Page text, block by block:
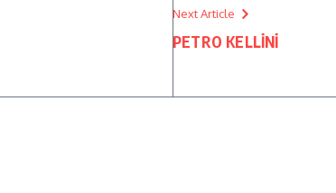
Next Article
PETRO KELLİNİ